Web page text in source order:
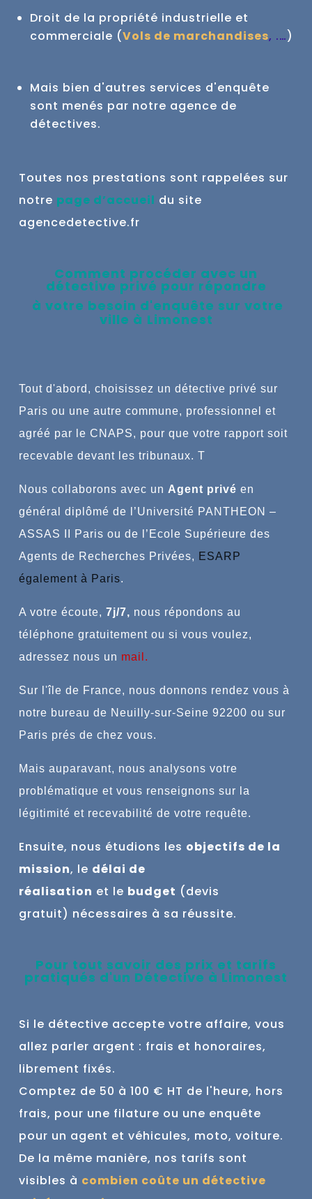
Droit de la propriété industrielle et
commerciale (Vols de marchandises, .…)
Mais bien d'autres services d'enquête
sont menés par notre agence de
détectives.
Toutes nos prestations sont rappelées sur
notre page d’accueil du site
agencedetective.fr
Comment procéder avec un
détective privé pour répondre
à votre besoin d'enquête sur votre
ville à Limonest
Tout d'abord, choisissez un détective privé sur
Paris ou une autre commune, professionnel et
agréé par le CNAPS, pour que votre rapport soit
recevable devant les tribunaux. T
Nous collaborons avec un Agent privé en
général
diplômé de l’Université PANTHEON –
ASSAS II Paris ou de l’Ecole Supérieure des
Agents de Recherches Privées, ESARP
également à Paris.
A votre écoute, 7j/7, nous répondons au
téléphone gratuitement ou si vous voulez,
adressez nous un mail .
Sur l'île de France, nous donnons rendez vous à
notre bureau de Neuilly-sur-Seine 92200 ou sur
Paris prés de chez vous.
Mais auparavant, nous analysons votre
problématique et vous renseignons sur la
légitimité et recevabilité de votre requête.
Ensuite, nous étudions les objectifs de la
mission, le délai de
réalisation et le budget (devis
gratuit) nécessaires à sa réussite.
Pour tout savoir des prix et tarifs
pratiqués d'un Détective à Limonest
Si le détective accepte votre affaire, vous
allez parler argent : frais et honoraires,
librement fixés.
Comptez de 50 à 100 € HT de l'heure, hors
frais, pour une filature ou une enquête
pour un agent et véhicules, moto, voiture.
De la même manière, nos tarifs sont
visibles à combien coûte un détective